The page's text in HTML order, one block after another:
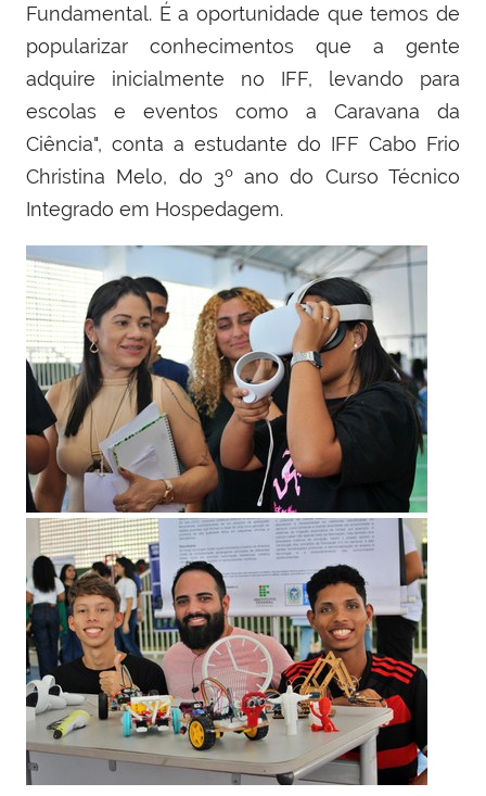
Fundamental. É a oportunidade que temos de
popularizar conhecimentos que a gente
adquire inicialmente no IFF, levando para
escolas e eventos como a Caravana da
Ciência", conta a estudante do IFF Cabo Frio
Christina Melo, do 3º ano do Curso Técnico
Integrado em Hospedagem.